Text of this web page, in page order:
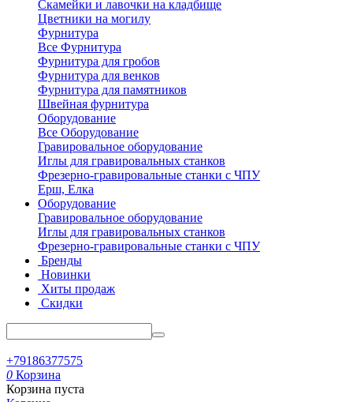
Скамейки и лавочки на кладбище
Цветники на могилу
Фурнитура
Все Фурнитура
Фурнитура для гробов
Фурнитура для венков
Фурнитура для памятников
Швейная фурнитура
Оборудование
Все Оборудование
Гравировальное оборудование
Иглы для гравировальных станков
Фрезерно-гравировальные станки с ЧПУ
Ерш, Елка
Оборудование
Гравировальное оборудование
Иглы для гравировальных станков
Фрезерно-гравировальные станки с ЧПУ
Бренды
Новинки
Хиты продаж
Скидки
+79186377575
0 Корзина
Корзина пуста